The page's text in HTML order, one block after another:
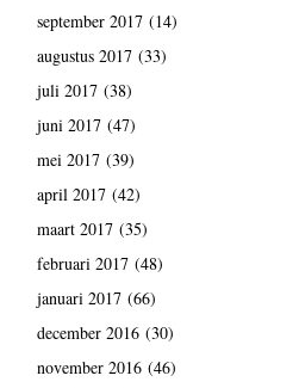
september 2017(14)
augustus 2017(33)
juli 2017(38)
juni 2017(47)
mei 2017(39)
april 2017(42)
maart 2017(35)
februari 2017(48)
januari 2017(66)
december 2016(30)
november 2016(46)